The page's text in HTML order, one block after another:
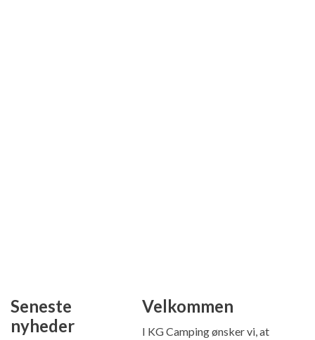
Seneste
nyheder
Velkommen
I KG Camping ønsker vi, at